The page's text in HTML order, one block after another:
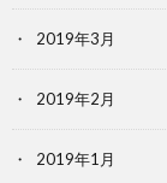
2019年3月
2019年2月
2019年1月